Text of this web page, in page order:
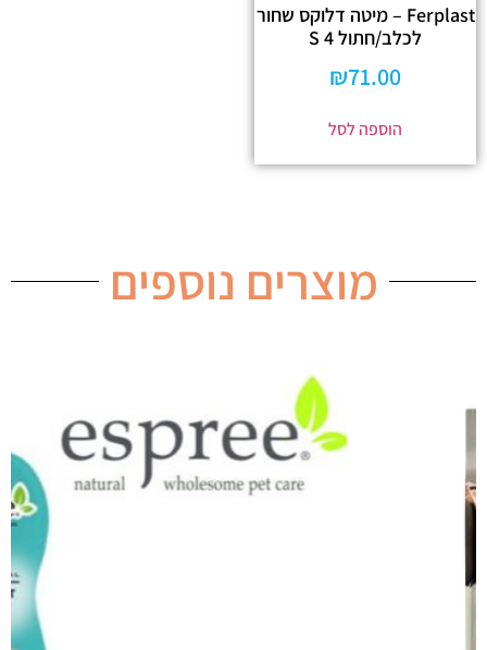
Ferplast – מיטה דלוקס שחור
לכלב/חתול 4 S
₪71.00
הוספה לסל
מוצרים נוספים